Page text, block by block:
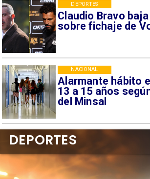
Claudio Bravo
sobre fichaje de
DEPORTES
Alarmante hábito
13 a 15 años
del Minsal
NACIONAL
DEPORTES